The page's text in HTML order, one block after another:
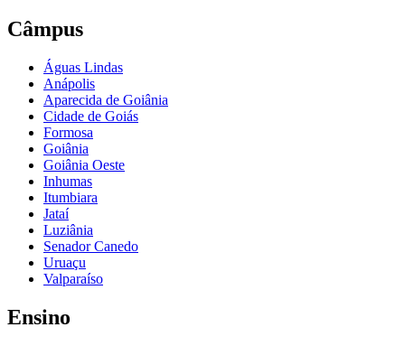
Câmpus
Águas Lindas
Anápolis
Aparecida de Goiânia
Cidade de Goiás
Formosa
Goiânia
Goiânia Oeste
Inhumas
Itumbiara
Jataí
Luziânia
Senador Canedo
Uruaçu
Valparaíso
Ensino